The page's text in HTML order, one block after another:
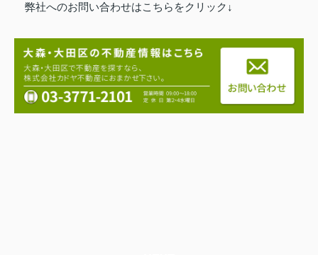
弊社へのお問い合わせはこちらをクリック↓